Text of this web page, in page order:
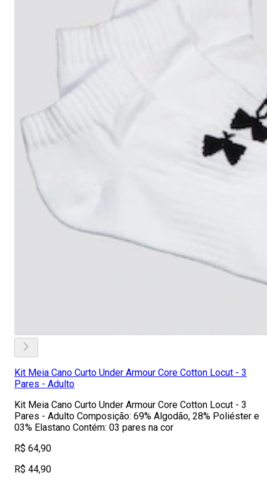
Kit Meia Cano Curto Under Armour Core Cotton Locut - 3
Pares - Adulto
Kit Meia Cano Curto Under Armour Core Cotton Locut - 3
Pares - Adulto Composição: 69% Algodão, 28% Poliéster e
03% Elastano Contém: 03 pares na cor
R$ 64,90
R$ 44,90